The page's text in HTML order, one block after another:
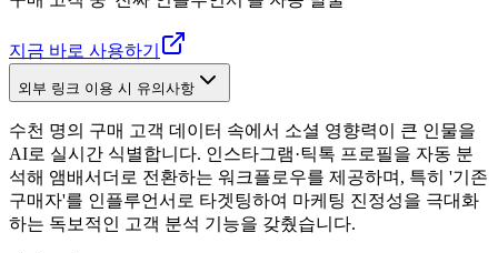
지금 바로 사용하기
외부 링크 이용 시 유의사항
수천 명의 구매 고객 데이터 속에서 소셜 영향력이 큰 인물을
AI로 실시간 식별합니다. 인스타그램·틱톡 프로필을 자동 분
석해 앰배서더로 전환하는 워크플로우를 제공하며, 특히 '기존
구매자'를 인플루언서로 타겟팅하여 마케팅 진정성을 극대화
하는 독보적인 고객 분석 기능을 갖췄습니다.